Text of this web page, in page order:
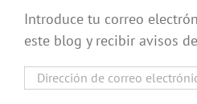
Introduce tu correo
este blog y recibir avisos
Dirección